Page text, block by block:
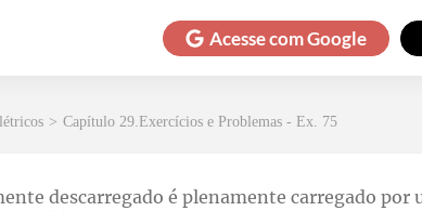
Acesse comGoogle
> Capítulo 29.Exercícios e Problemas - Ex. 75
descarregado é plenamente carregado